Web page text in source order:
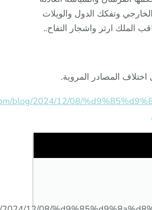
وتفكك الدول والويلات
الملك ارثر واشجار التفاح..
المصادر المروية.
blog/2024/12/08/